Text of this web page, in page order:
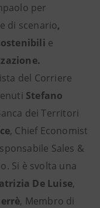
per
di scenario,
e
del Corriere
Stefano
dei Territori
, Chief Economist
Sales &
Si è svolta una
De Luise,
, Membro di